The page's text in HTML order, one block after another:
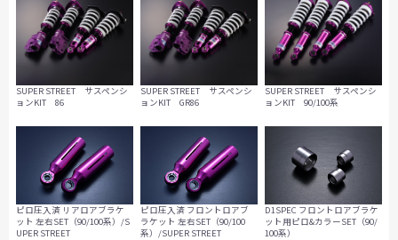
SUPER STREET サスペンシ
ョンKIT 86
SUPER STREET サスペンシ
ョンKIT GR86
SUPER STREET サスペンシ
ョンKIT 90/100系
ピロ圧入済 リアロアブラケ
ット 左右SET（90/100系）/S
UPER STREET
ピロ圧入済 フロントロアブ
ラケット 左右SET（90/100
系）/SUPER STREET
D1SPEC フロントロアブラケ
ット用ピロ&カラーSET（90/
100系）